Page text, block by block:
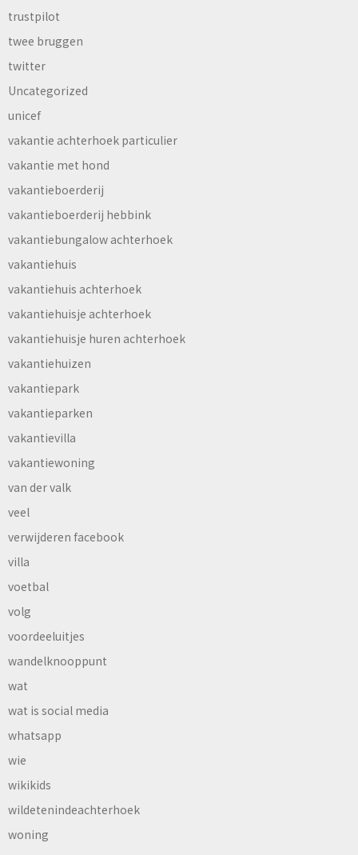
trustpilot
twee bruggen
twitter
Uncategorized
unicef
vakantie achterhoek particulier
vakantie met hond
vakantieboerderij
vakantieboerderij hebbink
vakantiebungalow achterhoek
vakantiehuis
vakantiehuis achterhoek
vakantiehuisje achterhoek
vakantiehuisje huren achterhoek
vakantiehuizen
vakantiepark
vakantieparken
vakantievilla
vakantiewoning
van der valk
veel
verwijderen facebook
villa
voetbal
volg
voordeeluitjes
wandelknooppunt
wat
wat is social media
whatsapp
wie
wikikids
wildetenindeachterhoek
woning